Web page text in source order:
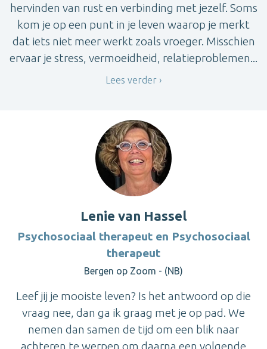
hervinden van rust en verbinding met jezelf. Soms
kom je op een punt in je leven waarop je merkt
dat iets niet meer werkt zoals vroeger. Misschien
ervaar je stress, vermoeidheid, relatieproblemen...
Lees verder
Lenie van Hassel
Psychosociaal therapeut en Psychosociaal
therapeut
Bergen op Zoom - (NB)
Leef jij je mooiste leven? Is het antwoord op die
vraag nee, dan ga ik graag met je op pad. We
nemen dan samen de tijd om een blik naar
achteren te werpen om daarna een volgende